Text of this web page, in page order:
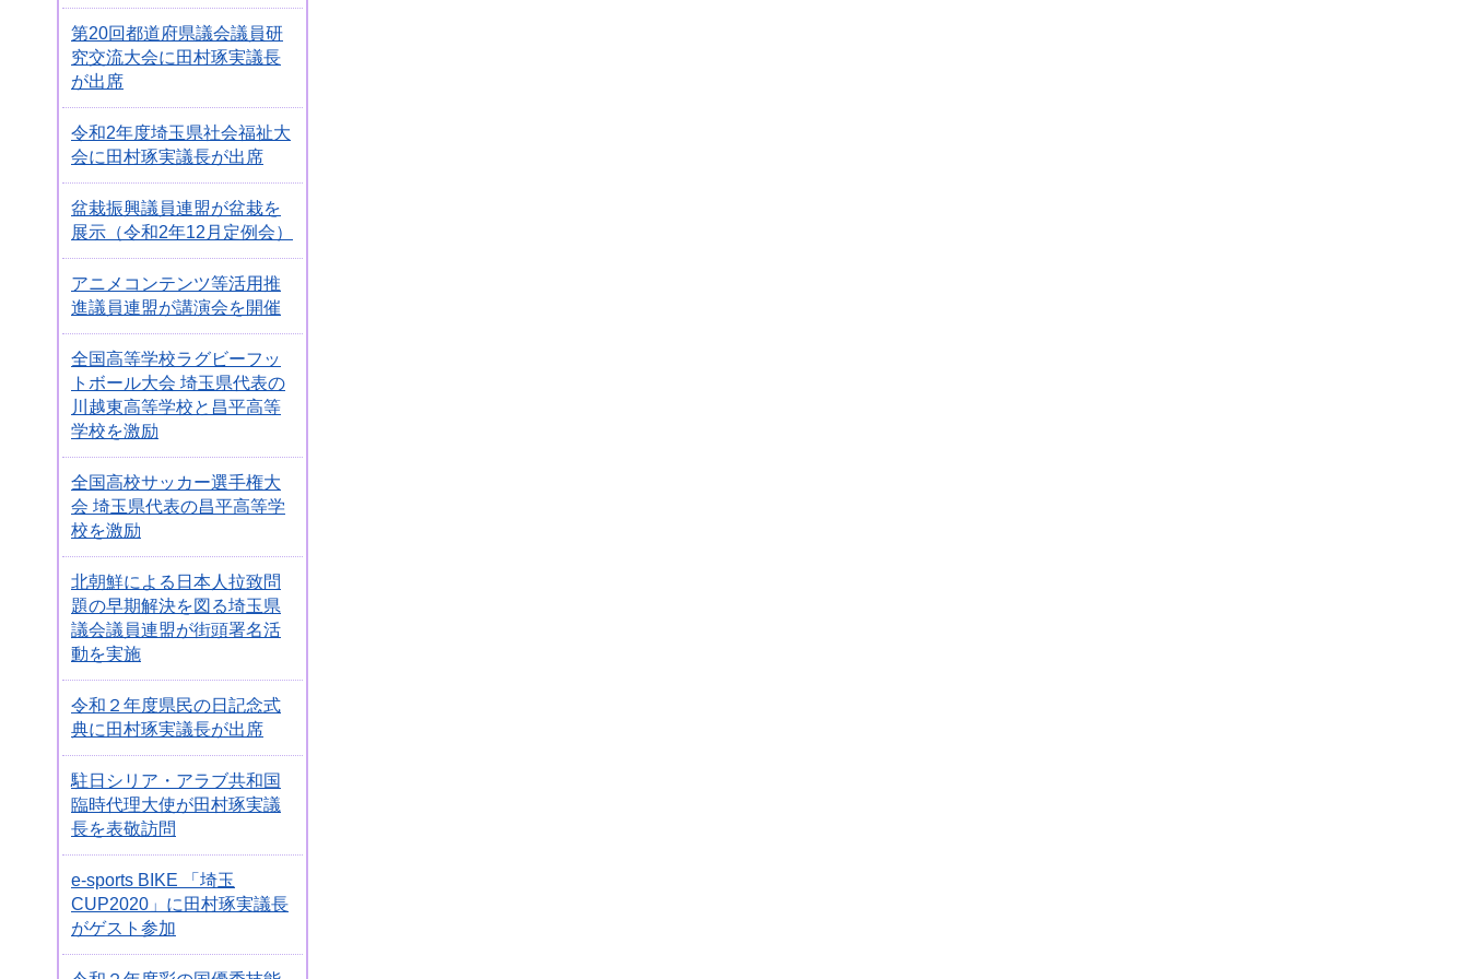
第20回都道府県議会議員研
究交流大会に田村琢実議長
が出席
令和2年度埼玉県社会福祉大
会に田村琢実議長が出席
盆栽振興議員連盟が盆栽を
展示（令和2年12月定例会）
アニメコンテンツ等活用推
進議員連盟が講演会を開催
全国高等学校ラグビーフッ
トボール大会 埼玉県代表の
川越東高等学校と昌平高等
学校を激励
全国高校サッカー選手権大
会 埼玉県代表の昌平高等学
校を激励
北朝鮮による日本人拉致問
題の早期解決を図る埼玉県
議会議員連盟が街頭署名活
動を実施
令和２年度県民の日記念式
典に田村琢実議長が出席
駐日シリア・アラブ共和国
臨時代理大使が田村琢実議
長を表敬訪問
e-sports BIKE 「埼玉
CUP2020」に田村琢実議長
がゲスト参加